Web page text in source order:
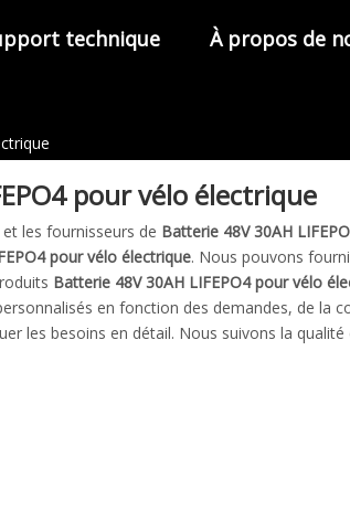
technique À propos de
pour vélo électrique
les fournisseurs de Batterie 48V 30AH
pour vélo électrique. Nous pouvons
Batterie 48V 30AH LIFEPO4 pour vélo
en fonction des demandes, de la
les besoins en détail. Nous suivons la